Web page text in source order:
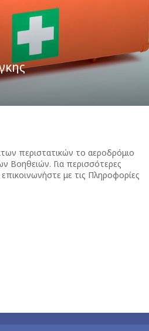
περιστατικών το αεροδρόμιο
Βοηθειών. Για περισσότερες
με τις Πληροφορίες